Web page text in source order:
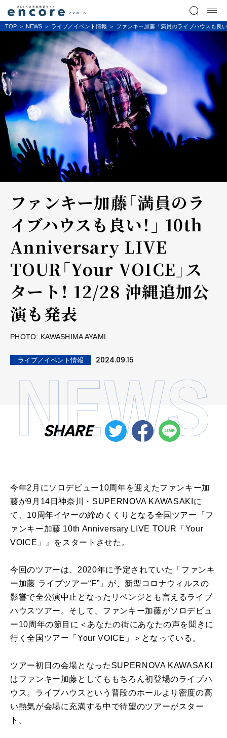
TOP NEWS ライブ／イベント情報 ファンキー加藤「満員のライブハウスも良
ファンキー加藤「満員のラ
イブハウスも良い！」 10th
Anniversary LIVE
TOUR「Your VOICE」ス
タート！ 12/28 沖縄追加公
演も発表
PHOTO: KAWASHIMA AYAMI
ライブ／イベント情報 2024.09.15
SHARE
今年2月にソロデビュー10周年を迎えたファンキー加
藤が9月14日神奈川・SUPERNOVA KAWASAKIに
て、10周年イヤーの締めくくりとなる全国ツアー『フ
ァンキー加藤 10th Anniversary LIVE TOUR「Your
VOICE」』をスタートさせた。
今回のツアーは、2020年に予定されていた「ファンキ
ー加藤 ライブツアー“F”」が、新型コロナウィルスの
影響で全公演中止となったリベンジとも言えるライブ
ハウスツアー。そして、ファンキー加藤がソロデビュ
ー10周年の節目に＜あなたの街にあなたの声を聞きに
行く全国ツアー「Your VOICE」＞となっている。
ツアー初日の会場となったSUPERNOVA KAWASAKI
はファンキー加藤としてももちろん初登場のライブハ
ウス。ライブハウスという普段のホールより密度の高
い熱気が会場に充満する中で待望のツアーがスター
ト。